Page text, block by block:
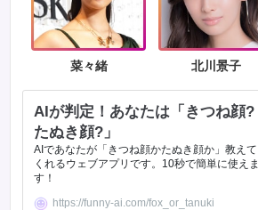
菜々緒 北川景子
AIが判定！あなたは「きつね顔?
たぬき顔?」
AIであなたが「きつね顔かたぬき顔か」教えて
くれるウェブアプリです。10秒で簡単に使えま
す！
https://funny-ai.com/fox_or_tanuki